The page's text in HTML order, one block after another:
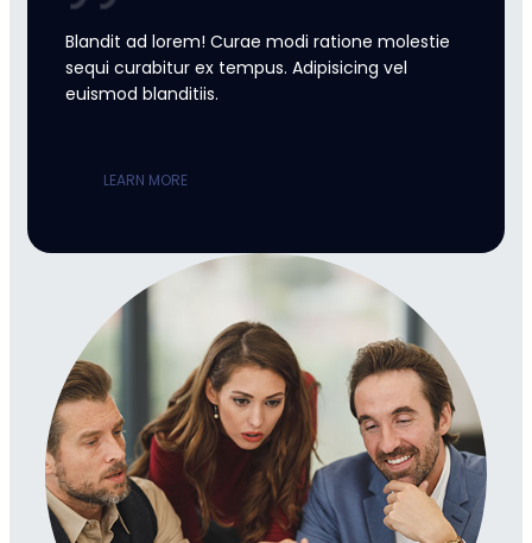
Blandit ad lorem! Curae modi ratione molestie
sequi curabitur ex tempus. Adipisicing vel
euismod blanditiis.
LEARN MORE